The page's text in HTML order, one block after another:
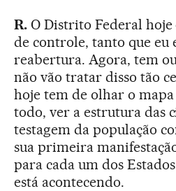
R. O Distrito Federal hoje
de controle, tanto que eu
reabertura. Agora, tem
não vão tratar disso tão
hoje tem de olhar o
todo, ver a estrutura das
testagem da população
sua primeira
para cada um dos
está acontecendo.